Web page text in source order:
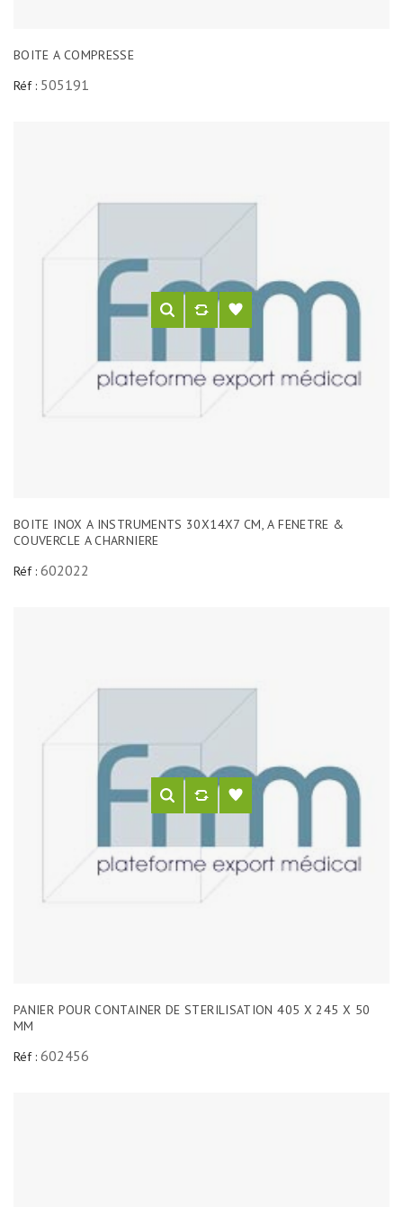
BOITE A COMPRESSE
Réf : 505191
BOITE INOX A INSTRUMENTS 30X14X7 CM, A FENETRE &
COUVERCLE A CHARNIERE
Réf : 602022
PANIER POUR CONTAINER DE STERILISATION 405 X 245 X 50
MM
Réf : 602456